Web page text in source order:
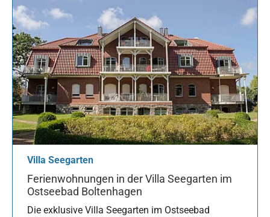
Villa Seegarten
Ferienwohnungen in der Villa Seegarten im
Ostseebad Boltenhagen
Die exklusive Villa Seegarten im Ostseebad